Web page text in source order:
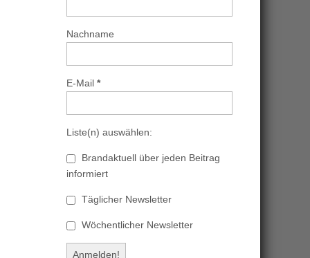
Nachname
E-Mail *
Liste(n) auswählen:
Brandaktuell über jeden Beitrag
informiert
Täglicher Newsletter
Wöchentlicher Newsletter